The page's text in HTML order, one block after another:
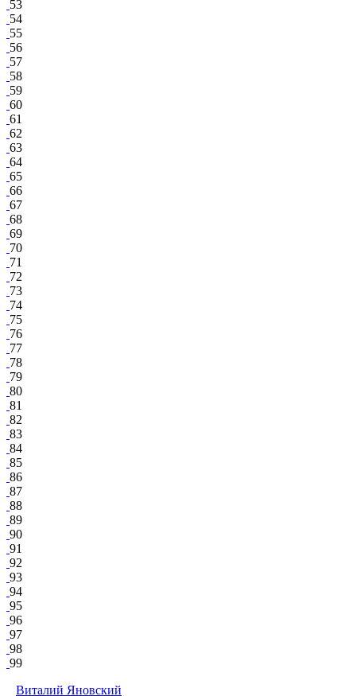
53
54
55
56
57
58
59
60
61
62
63
64
65
66
67
68
69
70
71
72
73
74
75
76
77
78
79
80
81
82
83
84
85
86
87
88
89
90
91
92
93
94
95
96
97
98
99
Виталий Яновский